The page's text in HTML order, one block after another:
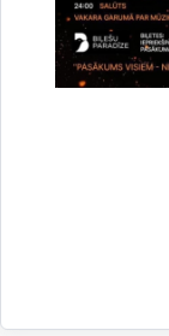
Lejupielādēt:
Kartes izdruka